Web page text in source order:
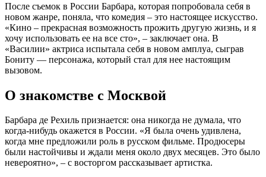
После съемок в России Барбара, которая попробовала себя в
новом жанре, поняла, что комедия – это настоящее искусство.
«Кино – прекрасная возможность прожить другую жизнь, и я
хочу использовать ее на все сто», – заключает она. В
«Василии» актриса испытала себя в новом амплуа, сыграв
Бониту — персонажа, который стал для нее настоящим
вызовом.
О знакомстве с Москвой
Барбара де Рехиль признается: она никогда не думала, что
когда-нибудь окажется в России. «Я была очень удивлена,
когда мне предложили роль в русском фильме. Продюсеры
были настойчивы и ждали меня около двух месяцев. Это было
невероятно», – с восторгом рассказывает артистка.